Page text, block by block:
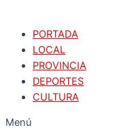
PORTADA
LOCAL
PROVINCIA
DEPORTES
CULTURA
Menú